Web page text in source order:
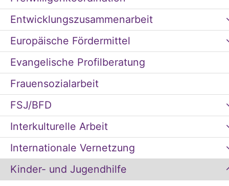
Entwicklungszusammenarbeit
Europäische Fördermittel
Evangelische Profilberatung
Frauensozialarbeit
FSJ/BFD
Interkulturelle Arbeit
Internationale Vernetzung
Kinder- und Jugendhilfe